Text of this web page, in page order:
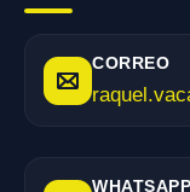
CORREO
WHATSAPP